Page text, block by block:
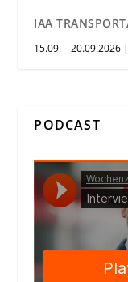
IAA
15.09. – 20.09.2026
PODCAST